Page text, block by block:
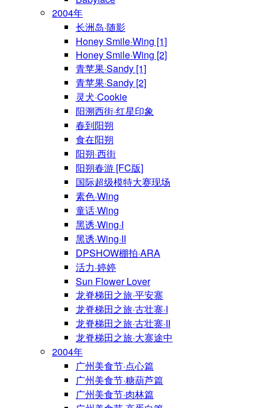
2004年
长洲岛·随影
Honey Smile·Wing [1]
Honey Smile·Wing [2]
青苹果·Sandy [1]
青苹果·Sandy [2]
灵犬·Cookie
阳溯西街·红星印象
春到阳朔
食在阳朔
阳朔·西街
阳朔春游 [FC版]
国际超级模特大赛现场
素色·Wing
童话·Wing
黑诱·Wing·I
黑诱·Wing·II
DPSHOW棚拍·ARA
活力·婷婷
Sun Flower Lover
龙脊梯田之旅·平安寨
龙脊梯田之旅·古壮寨·I
龙脊梯田之旅·古壮寨·II
龙脊梯田之旅·大寨途中
2004年
广州美食节·点心篇
广州美食节·糖葫芦篇
广州美食节·肉林篇